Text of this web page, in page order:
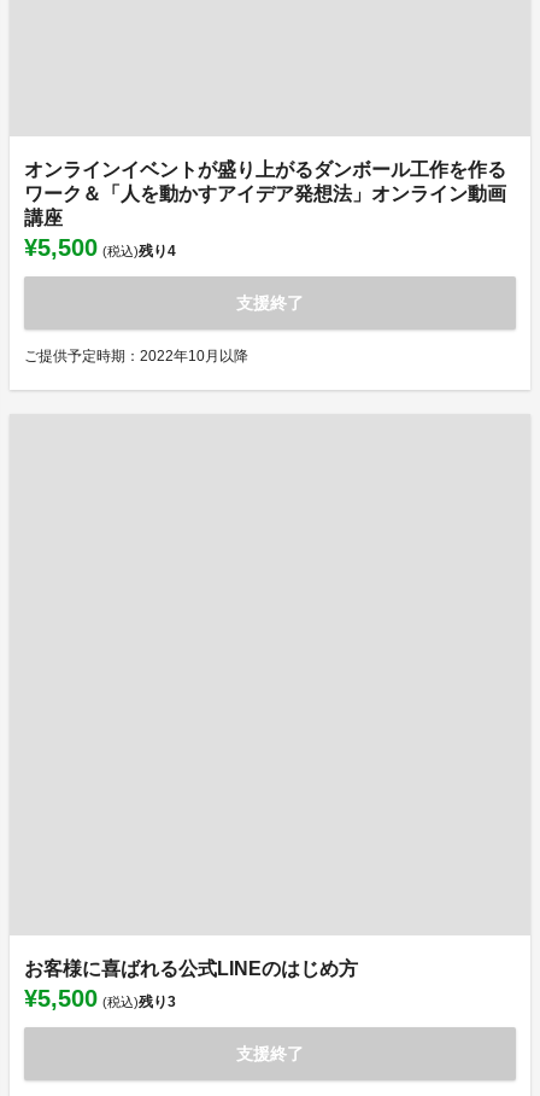
オンラインイベントが盛り上がるダンボール工作を作る
ワーク＆「人を動かすアイデア発想法」オンライン動画
講座
¥5,500 (税込)残り4
支援終了
ご提供予定時期：2022年10月以降
お客様に喜ばれる公式LINEのはじめ方
¥5,500 (税込)残り3
支援終了